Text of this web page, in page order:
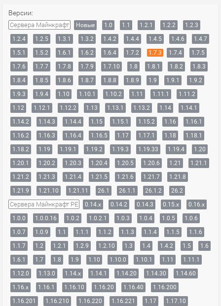
Версии:
Сервера Майнкрафт Новые 1.0 1.1 1.2.1 1.2.2
1.2.3
1.2.4
1.2.5 1.3.1 1.3.2 1.4.2 1.4.4 1.4.5 1.4.6
1.4.7
1.5.1
1.5.2 1.6.1 1.6.2 1.6.4 1.7.2 1.7.3 1.7.4
1.7.5
1.7.6
1.7.7 1.7.8 1.7.9 1.7.10 1.8 1.8.1 1.8.2
1.8.3
1.8.4
1.8.5 1.8.6 1.8.7 1.8.8 1.8.9 1.9 1.9.1
1.9.2
1.9.3
1.9.4 1.10 1.10.1 1.10.2 1.11 1.11.1
1.11.2
1.12
1.12.1 1.12.2 1.13 1.13.1 1.13.2 1.14
1.14.1
1.14.2
1.14.3 1.14.4 1.15 1.15.1 1.15.2 1.16
1.16.1
1.16.2
1.16.3 1.16.4 1.16.5 1.17 1.17.1 1.18
1.18.1
1.18.2
1.19 1.19.1 1.19.2 1.19.3 1.19.33 1.19.4
1.20
1.20.1
1.20.2 1.20.3 1.20.4 1.20.5 1.20.6 1.21
1.21.1
1.21.2
1.21.3 1.21.4 1.21.5 1.21.6 1.21.7
1.21.8
1.21.9
1.21.10 1.21.11 26.1 26.1.1 26.1.2 26.2
Сервера Майнкрафт PE 0.14.x 0.14.2 0.14.3 0.15.x
0.16.x
1.0.0
1.0.0.16 1.0.2 1.0.2.1 1.0.3 1.0.4 1.0.5
1.0.6
1.0.7
1.0.9 1.1 1.1.1 1.1.2 1.1.3 1.1.4 1.1.5
1.1.6
1.1.7
1.2 1.2.1 1.2.9 1.2.10 1.3 1.4 1.4.2 1.5
1.6
1.6.1
1.7 1.8 1.9 1.10 1.10.0 1.10.1 1.11
1.11.1
1.12.0
1.13.0 1.14.x 1.14.1 1.14.20 1.14.30
1.14.60
1.16.x
1.16.1 1.16.10 1.16.20 1.16.40
1.16.200
1.16.201
1.16.210 1.16.220 1.16.221 1.17
1.17.10